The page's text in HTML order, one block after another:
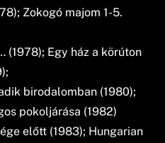
Zokogó majom 1-5.
(1978); Egy ház a körúton
birodalomban (1980);
pokoljárása (1982)
előtt (1983); Hungarian